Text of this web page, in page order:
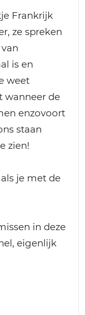
Frankrijk
ze spreken
is en
weet
wanneer de
enzovoort
staan
zien!
je met de
in deze
eigenlijk